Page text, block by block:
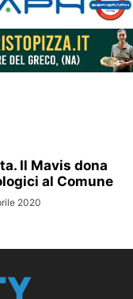
Il Mavis dona
al Comune
2020